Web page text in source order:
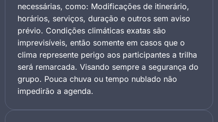
necessárias, como: Modificações de itinerário,
horários, serviços, duração e outros sem aviso
prévio. Condições climáticas exatas são
imprevisíveis, então somente em casos que o
clima represente perigo aos participantes a trilha
será remarcada. Visando sempre a segurança do
grupo. Pouca chuva ou tempo nublado não
impedirão a agenda.